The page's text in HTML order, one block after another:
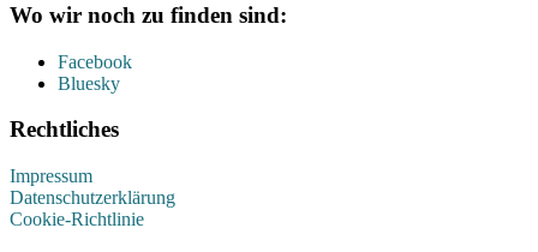
Wo wir noch zu finden sind:
Facebook
Bluesky
Rechtliches
Impressum
Datenschutzerklärung
Cookie-Richtlinie